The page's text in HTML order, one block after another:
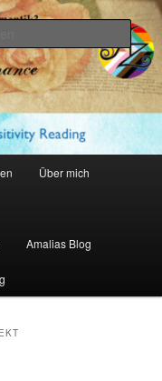
Über mich
Amalias Blog